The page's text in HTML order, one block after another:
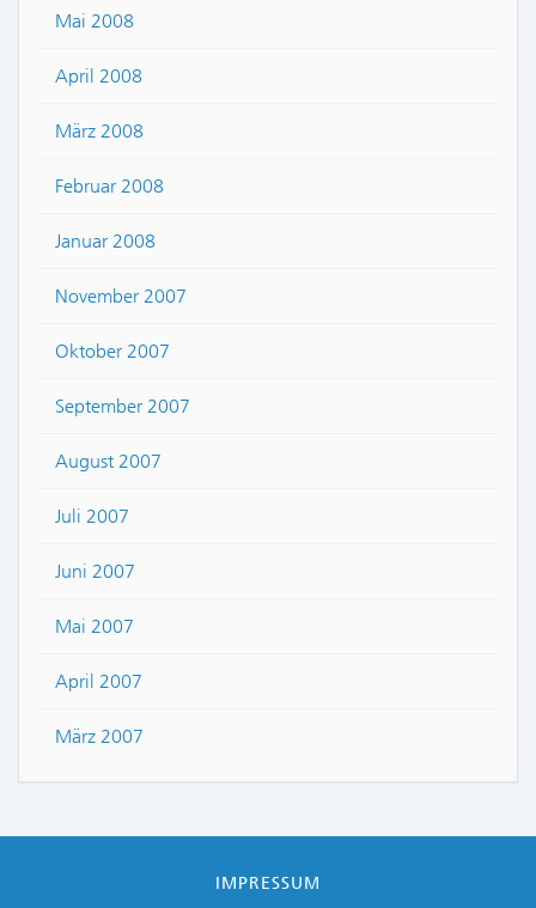
Mai 2008
April 2008
März 2008
Februar 2008
Januar 2008
November 2007
Oktober 2007
September 2007
August 2007
Juli 2007
Juni 2007
Mai 2007
April 2007
März 2007
IMPRESSUM